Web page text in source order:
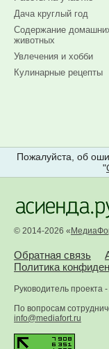
Дача круглый год
Содержание
животных
Увлечения и хобби
Кулинарные рецепты
Пожалуйста, об
"
© 2014-2026 «
Обратная связь
Политика
Руководитель проекта -
По вопросам
info@mediafort.ru